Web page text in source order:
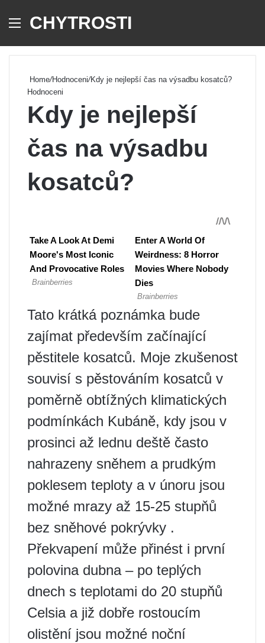
Menu
CHYTROSTI
Home/Hodnoceni/Kdy je nejlepší čas na výsadbu kosatců?
Hodnoceni
Kdy je nejlepší
čas na výsadbu
kosatců?
Tato krátká poznámka bude
zajímat především začínající
pěstitele kosatců. Moje zkušenost
souvisí s pěstováním kosatců v
poměrně obtížných klimatických
podmínkách Kubáně, kdy jsou v
prosinci až lednu deště často
nahrazeny sněhem a prudkým
poklesem teploty a v únoru jsou
možné mrazy až 15-25 stupňů
bez sněhové pokrývky .
Překvapení může přinést i první
polovina dubna – po teplých
dnech s teplotami do 20 stupňů
Celsia a již dobře rostoucím
olistění jsou možné noční